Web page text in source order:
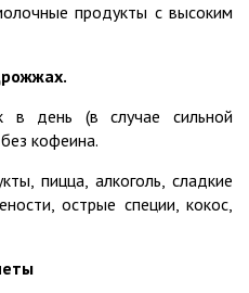
продукты с высоким
день (в случае сильной
кофеина.
пицца, алкоголь, сладкие
острые специи, кокос,